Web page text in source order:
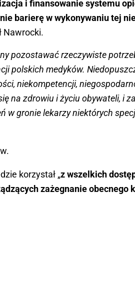
i finansowanie systemu
barierę w wykonywaniu tej
Nawrocki.
pozostawać rzeczywiste
polskich medyków.
niekompetencji,
na zdrowiu i życiu obywateli, i
w gronie lekarzy niektórych
korzystał „z wszelkich
zażegnanie obecnego